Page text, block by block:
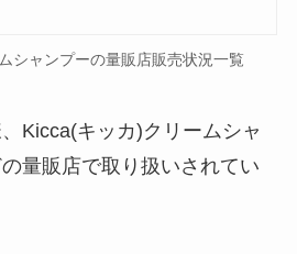
シャンプーの量販店販売状況一覧
Kicca(キッカ)クリームシャ
量販店で取り扱いされてい